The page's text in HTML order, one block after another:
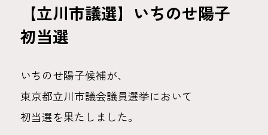
【立川市議選】いちのせ陽子
初当選
いちのせ陽子候補が、
東京都立川市議会議員選挙において
初当選を果たしました。